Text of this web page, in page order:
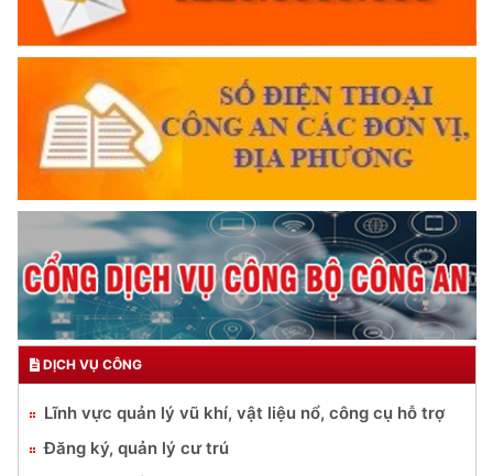
DỊCH VỤ CÔNG
Lĩnh vực quản lý vũ khí, vật liệu nổ, công cụ hỗ trợ
Đăng ký, quản lý cư trú